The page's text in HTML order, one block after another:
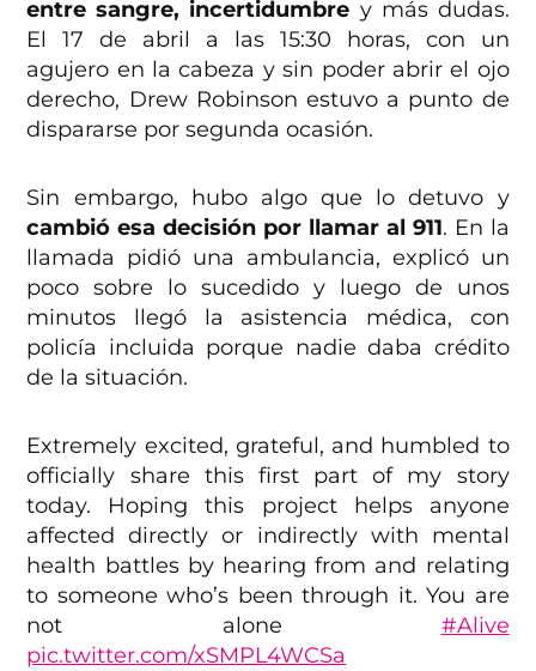
entre sangre, incertidumbre y más dudas.
El 17 de abril a las 15:30 horas, con un
agujero en la cabeza y sin poder abrir el ojo
derecho, Drew Robinson estuvo a punto de
dispararse por segunda ocasión.
Sin embargo, hubo algo que lo detuvo y
cambió esa decisión por llamar al 911. En la
llamada pidió una ambulancia, explicó un
poco sobre lo sucedido y luego de unos
minutos llegó la asistencia médica, con
policía incluida porque nadie daba crédito
de la situación.
Extremely excited, grateful, and humbled to
officially share this first part of my story
today. Hoping this project helps anyone
affected directly or indirectly with mental
health battles by hearing from and relating
to someone who’s been through it. You are
not alone #Alive
pic.twitter.com/xSMPL4WCSa